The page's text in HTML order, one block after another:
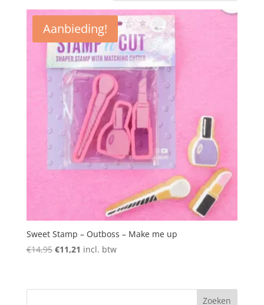
Aanbieding!
Sweet Stamp – Outboss – Make me up
€14,95 Oorspronkelijke
€14,95.
€11,21 Huidige
€11,21.
incl. btw
Zoeken